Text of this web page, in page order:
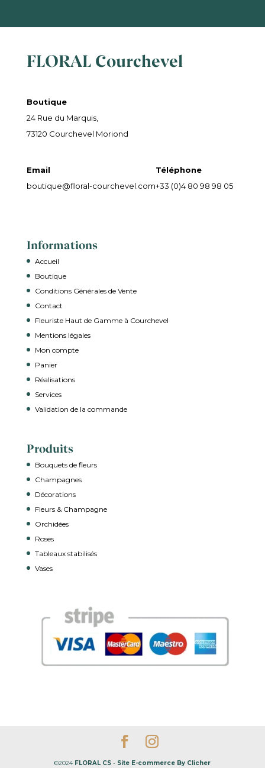
FLORAL Courchevel
Boutique
24 Rue du Marquis,
73120 Courchevel Moriond
Email
boutique@floral-courchevel.com
Téléphone
+33 (0)4 80 98 98 05
Informations
Accueil
Boutique
Conditions Générales de Vente
Contact
Fleuriste Haut de Gamme à Courchevel
Mentions légales
Mon compte
Panier
Réalisations
Services
Validation de la commande
Produits
Bouquets de fleurs
Champagnes
Décorations
Fleurs & Champagne
Orchidées
Roses
Tableaux stabilisés
Vases
©2024 FLORAL CS - Site E-commerce By Clicher